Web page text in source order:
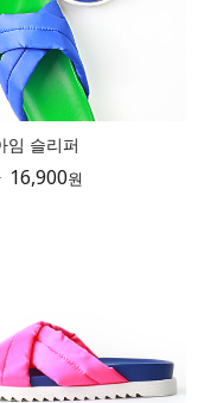
임 슬리퍼
16,900원